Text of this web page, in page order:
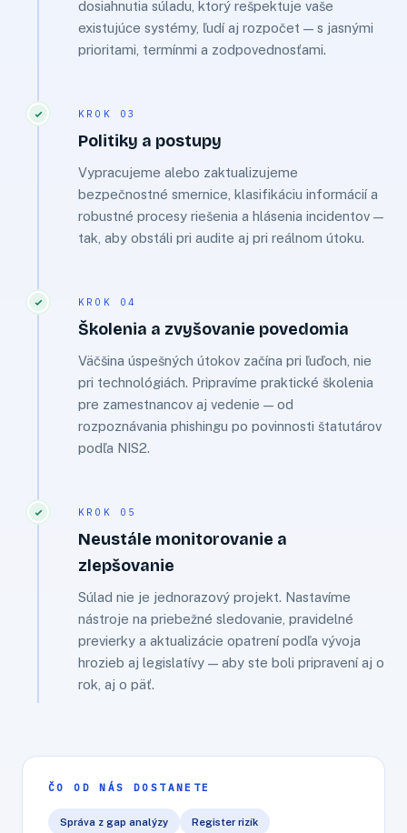
dosiahnutia súladu, ktorý rešpektuje vaše
existujúce systémy, ľudí aj rozpočet — s jasnými
prioritami, termínmi a zodpovednosťami.
KROK 03
Politiky a postupy
Vypracujeme alebo zaktualizujeme
bezpečnostné smernice, klasifikáciu informácií a
robustné procesy riešenia a hlásenia incidentov —
tak, aby obstáli pri audite aj pri reálnom útoku.
KROK 04
Školenia a zvyšovanie povedomia
Väčšina úspešných útokov začína pri ľuďoch, nie
pri technológiách. Pripravíme praktické školenia
pre zamestnancov aj vedenie — od
rozpoznávania phishingu po povinnosti štatutárov
podľa NIS2.
KROK 05
Neustále monitorovanie a
zlepšovanie
Súlad nie je jednorazový projekt. Nastavíme
nástroje na priebežné sledovanie, pravidelné
previerky a aktualizácie opatrení podľa vývoja
hrozieb aj legislatívy — aby ste boli pripravení aj o
rok, aj o päť.
ČO OD NÁS DOSTANETE
Správa z gap analýzy Register rizík